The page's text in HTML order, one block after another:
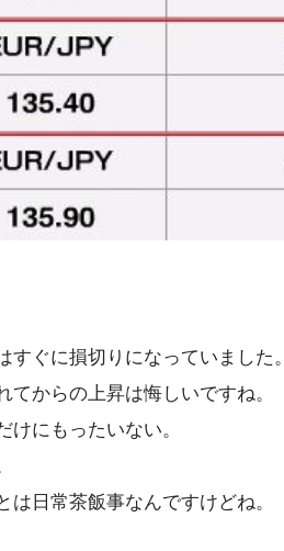
ぐに損切りになっていました。
からの上昇は悔しいですね。
けにもったいない。
日常茶飯事なんですけどね。